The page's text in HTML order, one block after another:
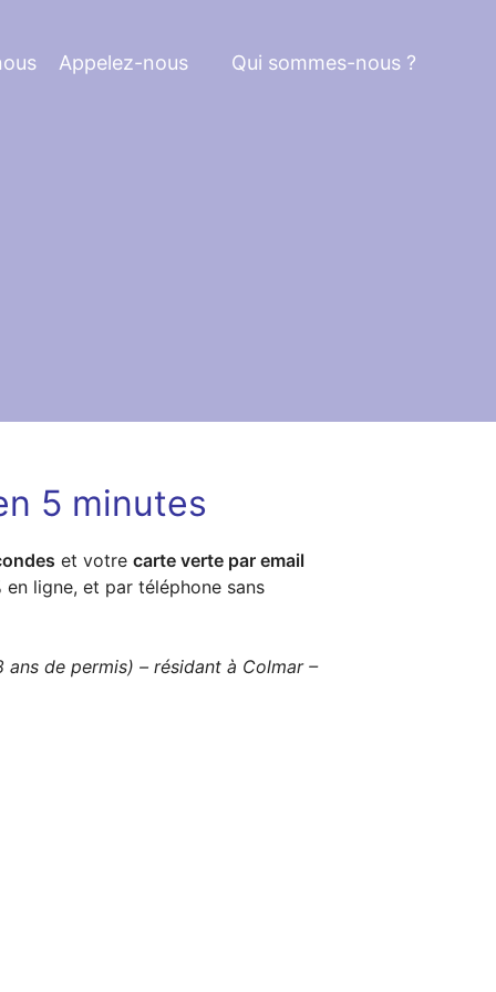
Appelez-nous Qui sommes-nous ?
5 minutes
et votre carte verte par email
ligne, et par téléphone sans
de permis) – résidant à Colmar –